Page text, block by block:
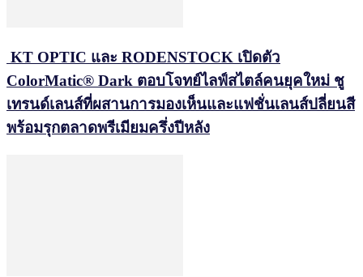
KT OPTIC และ RODENSTOCK เปิดตัว
ColorMatic® Dark ตอบโจทย์ไลฟ์สไตล์คนยุคใหม่ ชู
เทรนด์เลนส์ที่ผสานการมองเห็นและแฟชั่นเลนส์ปลี่ยนสี
พร้อมรุกตลาดพรีเมียมครึ่งปีหลัง